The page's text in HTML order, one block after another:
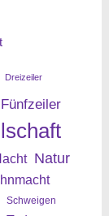
Dreizeiler
Fünfzeiler
Natur
Schweigen